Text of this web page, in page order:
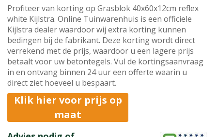
Profiteer van korting op Grasblok 40x60x12cm reflex
white Kijlstra. Online Tuinwarenhuis is een officiele
Kijlstra dealer waardoor wij extra korting kunnen
bedingen bij de fabrikant. Deze korting wordt direct
verrekend met de prijs, waardoor u een lagere prijs
betaalt voor uw betontegels. Vul de kortingsaanvraag
in en ontvang binnen 24 uur een offerte waarin u
direct ziet hoeveel u bespaart.
Klik hier voor prijs op
maat